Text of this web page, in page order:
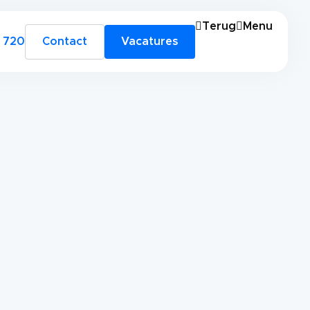
720 Contact Vacatures
Terug Menu